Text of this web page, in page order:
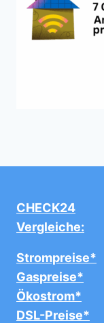
CHECK24
Vergleiche:
Strompreise*
Gaspreise*
Ökostrom*
DSL-Preise*